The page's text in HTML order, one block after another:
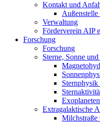
Kontakt und
Außenstelle
Verwaltung
Förderverein AIP
Forschung
Forschung
Sterne, Sonne
Extragalaktische
Milchstraße